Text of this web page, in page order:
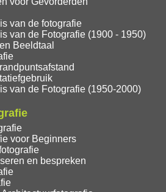
van de fotografie
van de Fotografie (1900 - 1950)
Beeldtaal
van de Fotografie (1950-2000)
voor Beginners
en bespreken